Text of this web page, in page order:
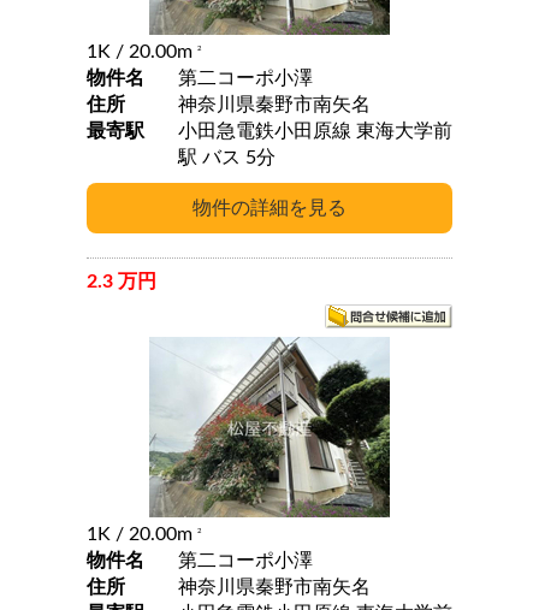
1K / 20.00m 2
物件名
第二コーポ小澤
住所
神奈川県秦野市南矢名
最寄駅
小田急電鉄小田原線 東海大学前
駅 バス 5分
2.3 万円
1K / 20.00m 2
物件名
第二コーポ小澤
住所
神奈川県秦野市南矢名